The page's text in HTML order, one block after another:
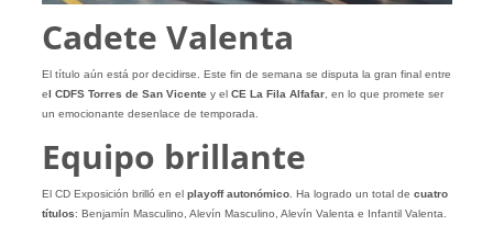
Cadete Valenta
El título aún está por decidirse. Este fin de semana se disputa la gran final entre
el CDFS Torres de San Vicentey el CE La Fila Alfafar, en lo que promete ser
un emocionante desenlace de temporada.
Equipo brillante
El CD Exposición brilló en el playoff autonómico. Ha logrado un total de cuatro
títulos: Benjamín Masculino, Alevín Masculino, Alevín Valenta e Infantil Valenta.